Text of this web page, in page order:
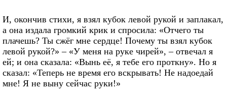
И, окончив стихи, я взял кубок левой рукой и заплакал,
а она издала громкий крик и спросила: «Отчего ты
плачешь? Ты сжёг мне сердце! Почему ты взял кубок
левой рукой?» – «У меня на руке чирей», – отвечал я
ей; и она сказала: «Вынь её, я тебе его проткну». Но я
сказал: «Теперь не время его вскрывать! Не надоедай
мне! Я не выну сейчас руки!»